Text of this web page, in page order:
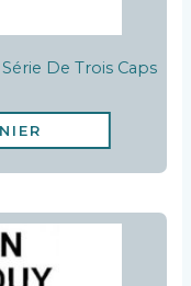
De Trois Caps